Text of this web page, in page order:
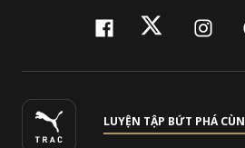
facebook
twitter
LUYỆN TẬP BỨT PHÁ